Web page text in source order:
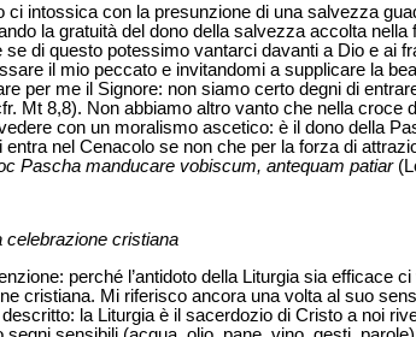
ci intossica con la presunzione di una salvezza
la gratuità del dono della salvezza accolta
di questo potessimo vantarci davanti a Dio e ai
il mio peccato e invitandomi a supplicare la
per me il Signore: non siamo certo degni di
Mt 8,8). Non abbiamo altro vanto che nella croce
con un moralismo ascetico: è il dono della
nel Cenacolo se non che per la forza di
Pascha manducare vobiscum, antequam patiar
celebrazione cristiana
perché l’antidoto della Liturgia sia efficace
cristiana. Mi riferisco ancora una volta al suo
la Liturgia è il sacerdozio di Cristo a noi